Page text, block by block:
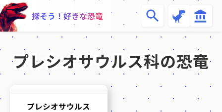
探そう！好きな恐竜
恐
竜
プレシオサウルス科の恐竜
プレシオサウルス